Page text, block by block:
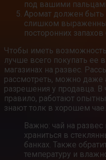
под вашими
Аромат должен быть
слишком
посторонних
Чтобы иметь
лучше всего покупать ее
магазинах на развес.
рассмотреть, можно даже
разрешения у продавца. В
правило, работают
знают толк в хорошем чае.
Важно: чай на
храниться в
банках. Также
температуру и